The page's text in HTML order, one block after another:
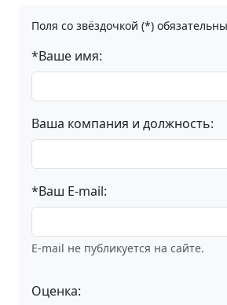
Поля со звёздочкой (*)
*Ваше имя:
Ваша компания и должность:
*Ваш E-mail:
E-mail не публикуется на сайте.
Оценка: